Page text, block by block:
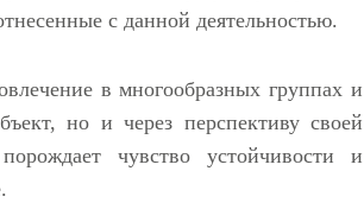
с данной деятельностью.
в многообразных группах и
но и через перспективу своей
чувство устойчивости и